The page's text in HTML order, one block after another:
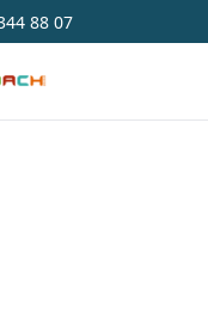
88 07
Belgium